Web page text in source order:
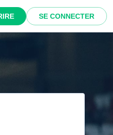
SE CONNECTER